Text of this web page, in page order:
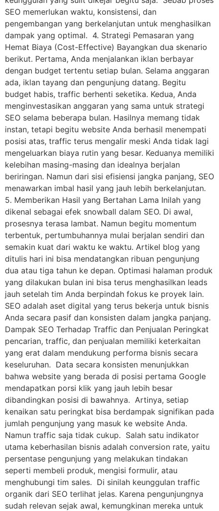
SEO memerlukan waktu, konsistensi, dan
pengembangan yang berkelanjutan untuk menghasilkan
dampak yang optimal. 4. Strategi Pemasaran yang
Hemat Biaya (Cost-Effective) Bayangkan dua skenario
berikut. Pertama, Anda menjalankan iklan berbayar
dengan budget tertentu setiap bulan. Selama anggaran
ada, iklan tayang dan pengunjung datang. Begitu
budget habis, traffic berhenti seketika. Kedua, Anda
menginvestasikan anggaran yang sama untuk strategi
SEO selama beberapa bulan. Hasilnya memang tidak
instan, tetapi begitu website Anda berhasil menempati
posisi atas, traffic terus mengalir meski Anda tidak lagi
mengeluarkan biaya rutin yang besar. Keduanya memiliki
kelebihan masing-masing dan idealnya berjalan
beriringan. Namun dari sisi efisiensi jangka panjang, SEO
menawarkan imbal hasil yang jauh lebih berkelanjutan.
5. Memberikan Hasil yang Bertahan Lama Inilah yang
dikenal sebagai efek snowball dalam SEO. Di awal,
prosesnya terasa lambat. Namun begitu momentum
terbentuk, pertumbuhannya mulai berjalan sendiri dan
semakin kuat dari waktu ke waktu. Artikel blog yang
ditulis hari ini bisa mendatangkan ribuan pengunjung
dua atau tiga tahun ke depan. Optimasi halaman produk
yang dilakukan bulan ini bisa terus menghasilkan leads
jauh setelah tim Anda berpindah fokus ke proyek lain.
SEO adalah aset digital yang terus bekerja untuk bisnis
Anda secara pasif dan konsisten dalam jangka panjang.
Dampak SEO Terhadap Traffic dan Penjualan Peringkat
pencarian, traffic, dan penjualan memiliki keterkaitan
yang erat dalam mendukung performa bisnis secara
keseluruhan. Data secara konsisten menunjukkan
bahwa website yang berada di posisi pertama Google
mendapatkan porsi klik yang jauh lebih besar
dibandingkan posisi di bawahnya. Artinya, setiap
kenaikan satu peringkat bisa berdampak signifikan pada
jumlah pengunjung yang masuk ke website Anda.
Namun traffic saja tidak cukup. Salah satu indikator
utama keberhasilan bisnis adalah conversion rate, yaitu
persentase pengunjung yang melakukan tindakan
seperti membeli produk, mengisi formulir, atau
menghubungi tim sales. Di sinilah keunggulan traffic
organik dari SEO terlihat jelas. Karena pengunjungnya
sudah relevan sejak awal, kemungkinan mereka untuk